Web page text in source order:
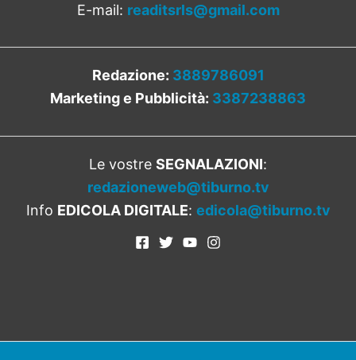
E-mail: readitsrls@gmail.com
Redazione: 3889786091
Marketing e Pubblicità: 3387238863
Le vostre SEGNALAZIONI:
redazioneweb@tiburno.tv
Info EDICOLA DIGITALE: edicola@tiburno.tv